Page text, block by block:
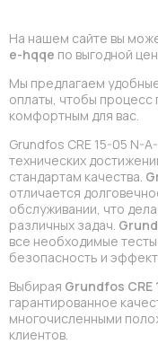
На нашем сайте вы
e-hqqe по выгодной
Мы предлагаем
оплаты, чтобы процесс
комфортным для вас.
Grundfos CRE 15-05 N-
технических
стандартам качества.
отличается
обслуживании, что
различных задач.
все необходимые
безопасность и
Выбирая Grundfos CRE
гарантированное
многочисленными
клиентов.